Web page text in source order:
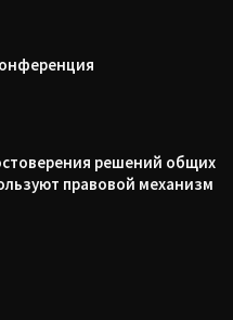
решений общих
правовой механизм